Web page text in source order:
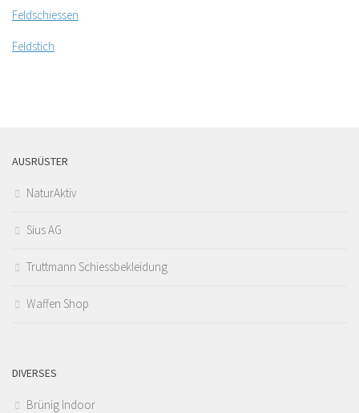
Feldschiessen
Feldstich
AUSRÜSTER
NaturAktiv
Sius AG
Truttmann Schiessbekleidung
Waffen Shop
DIVERSES
Brünig Indoor